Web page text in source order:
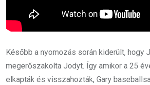
Később a nyomozás során kiderült, hogy
megerőszakolta Jodyt. Így amikor a 25
elkapták és visszahozták, Gary